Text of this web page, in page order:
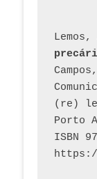
(re)
Porto
ISBN